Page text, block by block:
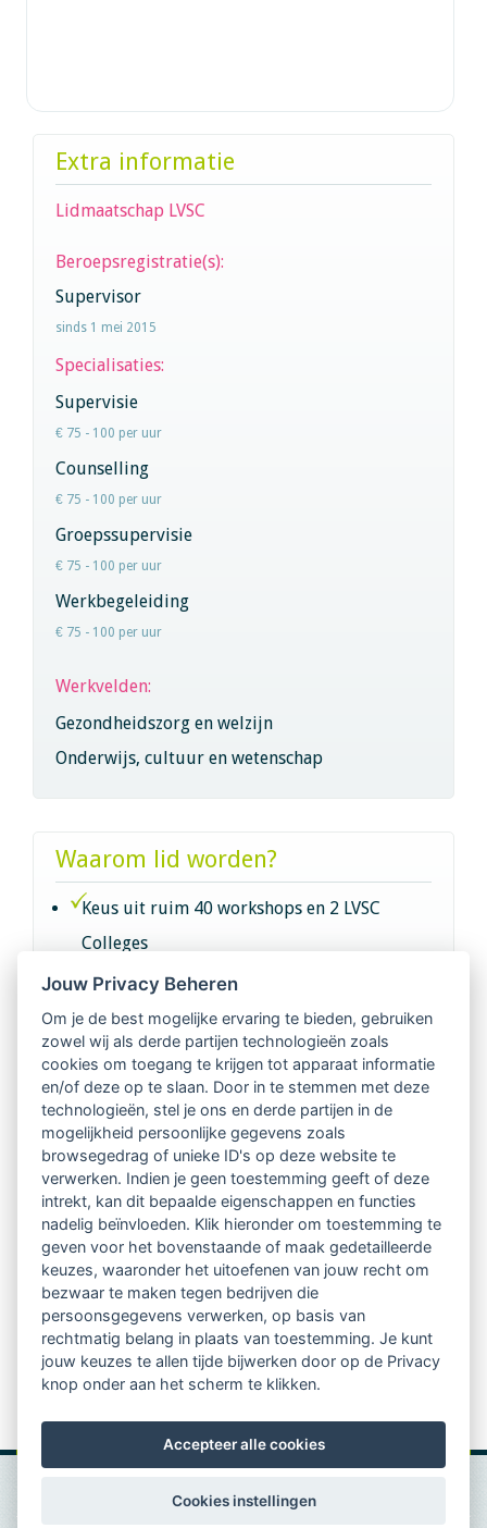
Extra informatie
Lidmaatschap LVSC
Beroepsregistratie(s):
Supervisor
sinds 1 mei 2015
Specialisaties:
Supervisie
€ 75 - 100 per uur
Counselling
€ 75 - 100 per uur
Groepssupervisie
€ 75 - 100 per uur
Werkbegeleiding
€ 75 - 100 per uur
Werkvelden:
Gezondheidszorg en welzijn
Onderwijs, cultuur en wetenschap
Waarom lid worden?
Keus uit ruim 40 workshops en 2 LVSC
Colleges
Intervisie met geregistreerde vakgenoten
Netwerk van 2100 professionals in 14
regio's
Vindbaar voor opdrachtgevers
Tijdschrift voor
Begeleidingskunde & kennisbank
Beroepsregistratie (LVSC keurmerk)
Lid worden van LVSC
Jouw Privacy Beheren
Om je de best mogelijke ervaring te bieden, gebruiken
zowel wij als derde partijen technologieën zoals
cookies om toegang te krijgen tot apparaat informatie
en/of deze op te slaan. Door in te stemmen met deze
technologieën, stel je ons en derde partijen in de
mogelijkheid persoonlijke gegevens zoals
browsegedrag of unieke ID's op deze website te
verwerken. Indien je geen toestemming geeft of deze
intrekt, kan dit bepaalde eigenschappen en functies
nadelig beïnvloeden. Klik hieronder om toestemming te
geven voor het bovenstaande of maak gedetailleerde
keuzes, waaronder het uitoefenen van jouw recht om
bezwaar te maken tegen bedrijven die
persoonsgegevens verwerken, op basis van
rechtmatig belang in plaats van toestemming. Je kunt
jouw keuzes te allen tijde bijwerken door op de Privacy
knop onder aan het scherm te klikken.
Accepteer alle cookies
Cookies instellingen